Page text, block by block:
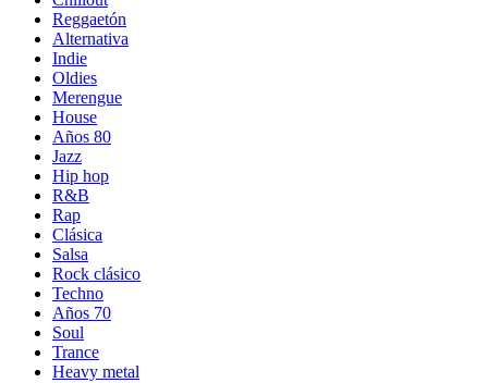
Reggaetón
Alternativa
Indie
Oldies
Merengue
House
Años 80
Jazz
Hip hop
R&B
Rap
Clásica
Salsa
Rock clásico
Techno
Años 70
Soul
Trance
Heavy metal